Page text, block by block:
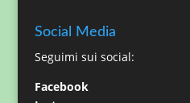
Social Media
Seguimi sui social:
Facebook